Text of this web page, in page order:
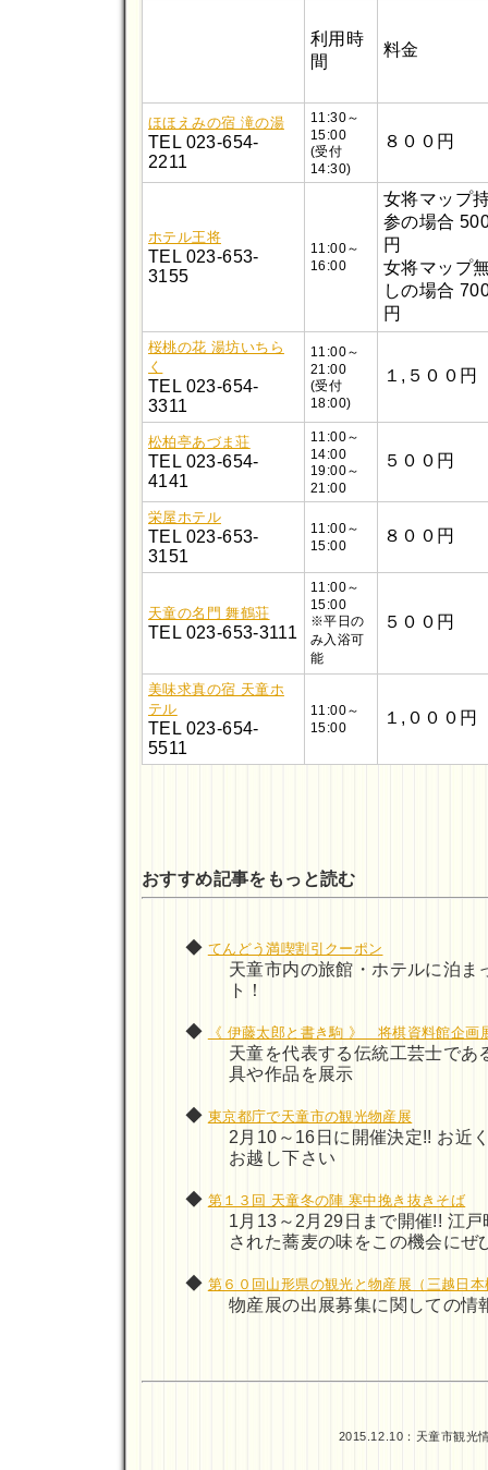
利用時
間
料金
ほほえみの宿 滝の湯
TEL 023-654-
2211
11:30～
15:00
(受付
14:30)
８００円
ホテル王将
TEL 023-653-
3155
11:00～
16:00
女将マップ
参の場合
円
女将マップ
しの場合
円
桜桃の花 湯坊いちら
く
TEL 023-654-
3311
11:00～
21:00
(受付
18:00)
１,５００円
松柏亭あづま荘
TEL 023-654-
4141
11:00～
14:00
19:00～
21:00
５００円
栄屋ホテル
TEL 023-653-
3151
11:00～
15:00
８００円
天童の名門 舞鶴荘
TEL 023-653-3111
11:00～
15:00
※平日の
み入浴可
能
５００円
美味求真の宿 天童ホ
テル
TEL 023-654-
5511
11:00～
15:00
１,０００円
おすすめ記事をもっと読む
◆ てんどう満喫割引クーポン
天童市内の旅館・ホテルに泊ま
ト！
◆ 《 伊藤太郎と書き駒 》 将棋資料館企画
天童を代表する伝統工芸士であ
具や作品を展示
◆ 東京都庁で天童市の観光物産展
2月10～16日に開催決定!! お近
お越し下さい
◆ 第１３回 天童冬の陣 寒中挽き抜きそば
1月13～2月29日まで開催!! 江
された蕎麦の味をこの機会にぜ
◆ 第６０回山形県の観光と物産展（三越日
物産展の出展募集に関しての情
2015.12.10： 天童市観光